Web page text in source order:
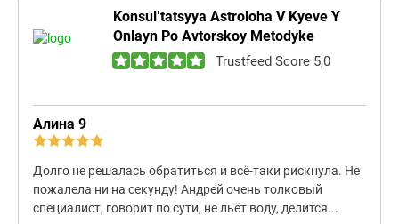
Konsulʹtatsyya Astroloha V Kyeve Y
Onlayn Po Avtorskoy Metodyke
Trustfeed Score 5,0
Алина 9
Долго не решалась обратиться и всё-таки рискнула. Не
пожалела ни на секунду! Андрей очень толковый
специалист, говорит по сути, не льёт воду, делится...